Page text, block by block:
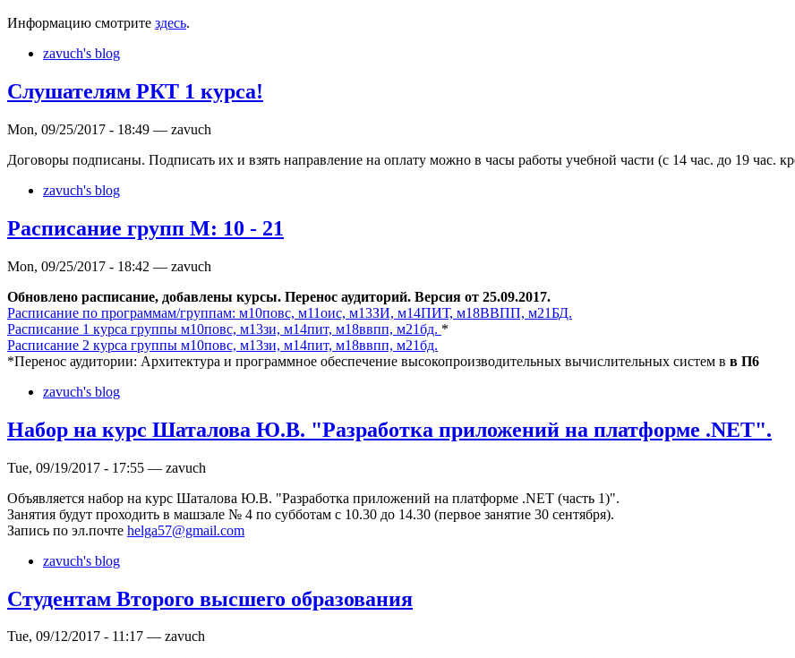
Информацию смотрите здесь.
zavuch's blog
Слушателям РКТ 1 курса!
Mon, 09/25/2017 - 18:49 — zavuch
Договоры подписаны. Подписать их и взять направление на оплату можно в часы работы учебной части (с 14 час. до 19 час.
zavuch's blog
Расписание групп М: 10 - 21
Mon, 09/25/2017 - 18:42 — zavuch
Обновлено расписание, добавлены курсы. Перенос аудиторий. Версия от 25.09.2017.
Расписание по программам/группам: м10повс, м11оис, м13ЗИ, м14ПИТ, м18ВВПП, м21БД.
Расписание 1 курса группы м10повс, м13зи, м14пит, м18ввпп, м21бд. *
Расписание 2 курса группы м10повс, м13зи, м14пит, м18ввпп, м21бд.
*Перенос аудитории: Архитектура и программное обеспечение высокопроизводительных вычислительных систем в в П6
zavuch's blog
Набор на курс Шаталова Ю.В. "Разработка приложений на платформе .NET".
Tue, 09/19/2017 - 17:55 — zavuch
Объявляется набор на курс Шаталова Ю.В. "Разработка приложений на платформе .NET (часть 1)".
Занятия будут проходить в машзале № 4 по субботам с 10.30 до 14.30 (первое занятие 30 сентября).
Запись по эл.почте helga57@gmail.com
zavuch's blog
Студентам Второго высшего образования
Tue, 09/12/2017 - 11:17 — zavuch